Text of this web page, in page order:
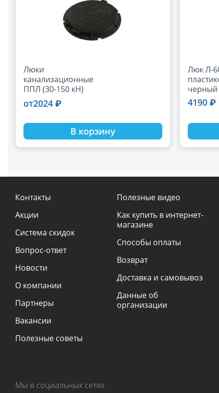
Люки
канализационные
ППЛ (30-150 кН)
от2024 ₽
В корзину
Люк Л-
черный
35188-
4190 ₽
Контакты
Акции
Система скидок
Вопрос-ответ
Новости
О компании
Партнеры
Вакансии
Полезные советы
Полезные видео
Как купить в интернет-
магазине
Способы оплаты
Возврат
Доставка и самовывоз
Данные об
организации
Мы в социальных сетях